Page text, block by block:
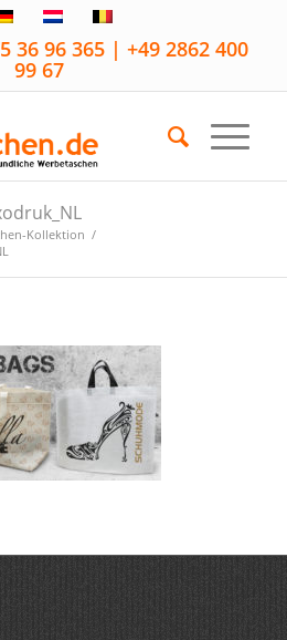
36 96 365 | +49 2862 400
99 67
Kollektion /